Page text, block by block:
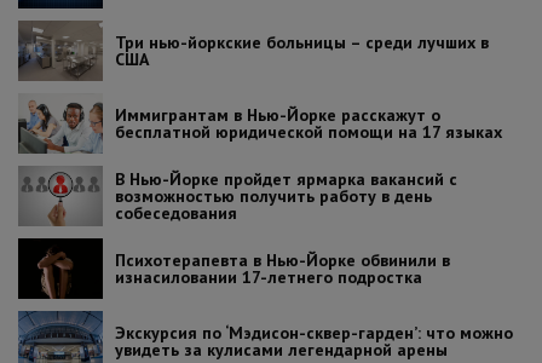
Три нью-йоркские больницы – среди лучших в
США
Иммигрантам в Нью-Йорке расскажут о
бесплатной юридической помощи на 17 языках
В Нью-Йорке пройдет ярмарка вакансий с
возможностью получить работу в день
собеседования
Психотерапевта в Нью-Йорке обвинили в
изнасиловании 17-летнего подростка
Экскурсия по ‘Мэдисон-сквер-гарден’: что можно
увидеть за кулисами легендарной арены